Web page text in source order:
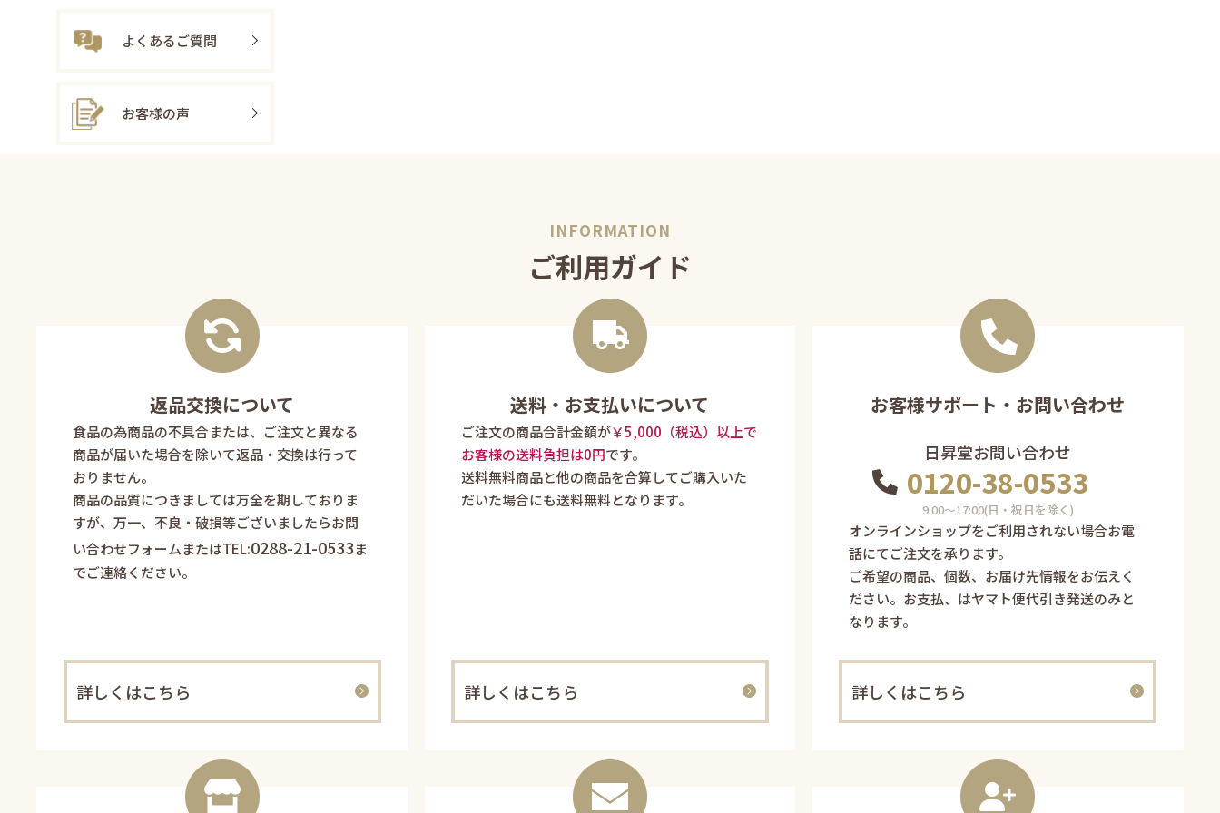
よくあるご質問
お客様の声
ご利用ガイド
返品交換について
食品の為商品の不具合または、ご注文と異なる
商品が届いた場合を除いて返品・交換は行って
おりません。
商品の品質につきましては万全を期しておりま
すが、万一、不良・破損等ございましたらお問
い合わせフォームまたはTEL:0288-21-0533ま
でご連絡ください。
詳しくはこちら
送料・お支払いについて
ご注文の商品合計金額が￥5,000（税込）以上で
お客様の送料負担は0円です。
送料無料商品と他の商品を合算してご購入いた
だいた場合にも送料無料となります。
詳しくはこちら
お客様サポート・お問い合わせ
日昇堂お問い合わせ
0120-38-0533
9:00〜17:00(日・祝日を除く)
オンラインショップをご利用されない場合お電
話にてご注文を承ります。
ご希望の商品、個数、お届け先情報をお伝えく
ださい。お支払、はヤマト便代引き発送のみと
なります。
詳しくはこちら